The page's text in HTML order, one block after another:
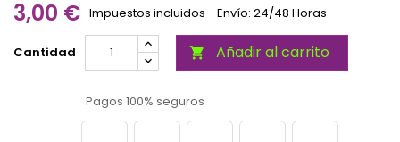
3,00 € Impuestos incluidos Envío: 24/48 Horas
Cantidad  Añadir al carrito
Pagos 100% seguros